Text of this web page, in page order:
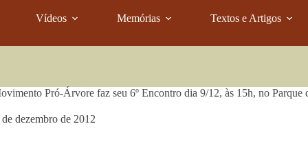
Vídeos Memórias Textos e Artigos
Pró-Árvore faz seu 6º Encontro dia 9/12, às 15h, no Parque
dezembro de 2012